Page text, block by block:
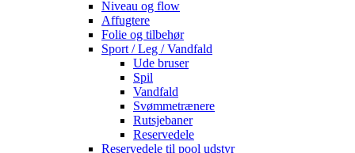
Niveau og flow
Affugtere
Folie og tilbehør
Sport / Leg / Vandfald
Ude bruser
Spil
Vandfald
Svømmetrænere
Rutsjebaner
Reservedele
Reservedele til pool udstyr